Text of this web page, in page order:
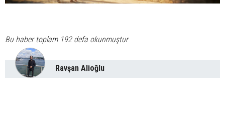
Bu haber toplam 192 defa okunmuştur
Ravşan Alioğlu